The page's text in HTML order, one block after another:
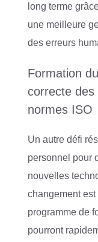
long terme
une meilleure
des erreurs
Formation
correcte des
normes ISO
Un autre défi
personnel pour
nouvelles
changement
programme de
pourront